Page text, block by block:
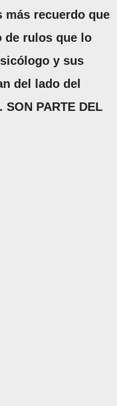
más recuerdo que
de rulos que lo
y sus
del lado del
PARTE DEL